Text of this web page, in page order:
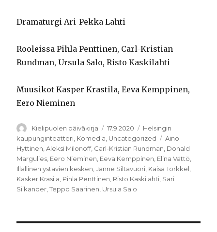
Dramaturgi Ari-Pekka Lahti
Rooleissa Pihla Penttinen, Carl-Kristian
Rundman, Ursula Salo, Risto Kaskilahti
Muusikot Kasper Krastila, Eeva Kemppinen,
Eero Nieminen
Kirjoittaja
Kielipuolen päiväkirja Julkaistu
17.9.2020 Kategoriat
Helsingin
kaupunginteatteri Komedia Uncategorized Avainsanat
Aino
Hyttinen ,Aleksi Milonoff, Carl-Kristian Rundman Donald
Margulies Eero Nieminen Eeva Kemppinen Elina Vättö
Illallinen ystävien kesken ,Janne Siltavuori Kaisa Torkkel
Kasker Krasila Pihla Penttinen Risto Kaskilahti Sari
Siikander ,Teppo Saarinen Ursula Salo